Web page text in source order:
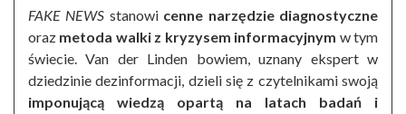
FAKE NEWS stanowi cenne narzędzie diagnostyczne
oraz metoda walki z kryzysem informacyjnym w tym
świecie. Van der Linden bowiem, uznany ekspert w
dziedzinie dezinformacji, dzieli się z czytelnikami swoją
imponującą
wiedzą opartą na latach badań i